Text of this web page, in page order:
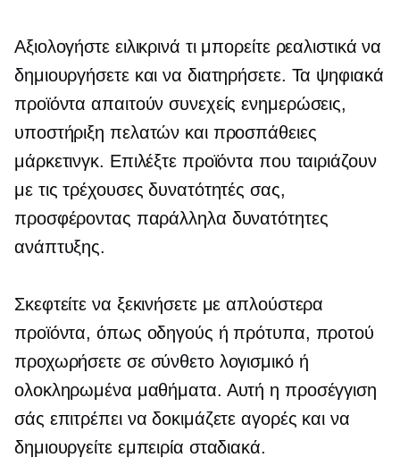
Αξιολογήστε ειλικρινά τι μπορείτε ρεαλιστικά να
δημιουργήσετε και να διατηρήσετε. Τα ψηφιακά
προϊόντα απαιτούν συνεχείς ενημερώσεις,
υποστήριξη πελατών και προσπάθειες
μάρκετινγκ. Επιλέξτε προϊόντα που ταιριάζουν
με τις τρέχουσες δυνατότητές σας,
προσφέροντας παράλληλα δυνατότητες
ανάπτυξης.
Σκεφτείτε να ξεκινήσετε με απλούστερα
προϊόντα, όπως οδηγούς ή πρότυπα, προτού
προχωρήσετε σε σύνθετο λογισμικό ή
ολοκληρωμένα μαθήματα. Αυτή η προσέγγιση
σάς επιτρέπει να δοκιμάζετε αγορές και να
δημιουργείτε εμπειρία σταδιακά.